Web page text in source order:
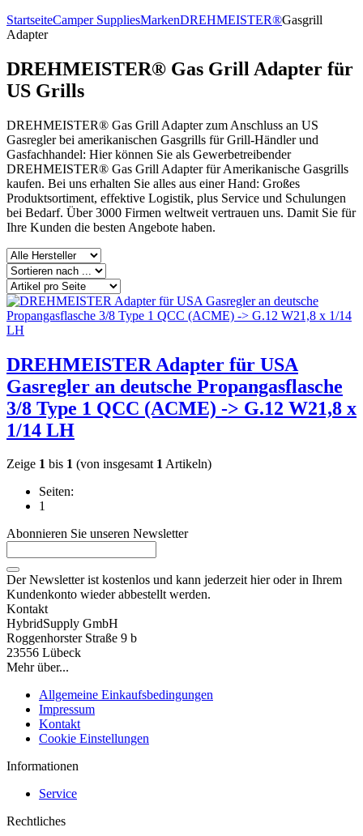
StartseiteCamper SuppliesMarkenDREHMEISTER®Gasgrill
Adapter
DREHMEISTER® Gas Grill Adapter für
US Grills
DREHMEISTER® Gas Grill Adapter zum Anschluss an US
Gasregler bei amerikanischen Gasgrills für Grill-Händler und
Gasfachhandel: Hier können Sie als Gewerbetreibender
DREHMEISTER® Gas Grill Adapter für Amerikanische Gasgrills
kaufen. Bei uns erhalten Sie alles aus einer Hand: Großes
Produktsortiment, effektive Logistik, plus Service und Schulungen
bei Bedarf. Über 3000 Firmen weltweit vertrauen uns. Damit Sie für
Ihre Kunden die besten Angebote haben.
DREHMEISTER Adapter für USA
Gasregler an deutsche Propangasflasche
3/8 Type 1 QCC (ACME) -> G.12 W21,8 x
1/14 LH
Zeige 1 bis 1 (von insgesamt 1Artikeln)
Seiten:
1
Abonnieren Sie unseren Newsletter
Der Newsletter ist kostenlos und kann jederzeit hier oder in Ihrem
Kundenkonto wieder abbestellt werden.
Kontakt
HybridSupply GmbH
Roggenhorster Straße 9 b
23556 Lübeck
Mehr über...
Allgemeine Einkaufsbedingungen
Impressum
Kontakt
Cookie Einstellungen
Informationen
Service
Rechtliches